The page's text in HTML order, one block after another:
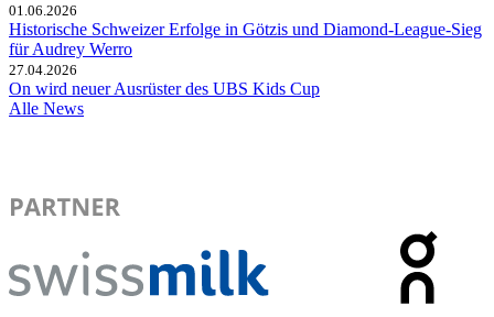
01.06.2026
Historische Schweizer Erfolge in Götzis und Diamond-League-Sieg
für Audrey Werro
27.04.2026
On wird neuer Ausrüster des UBS Kids Cup
Alle News